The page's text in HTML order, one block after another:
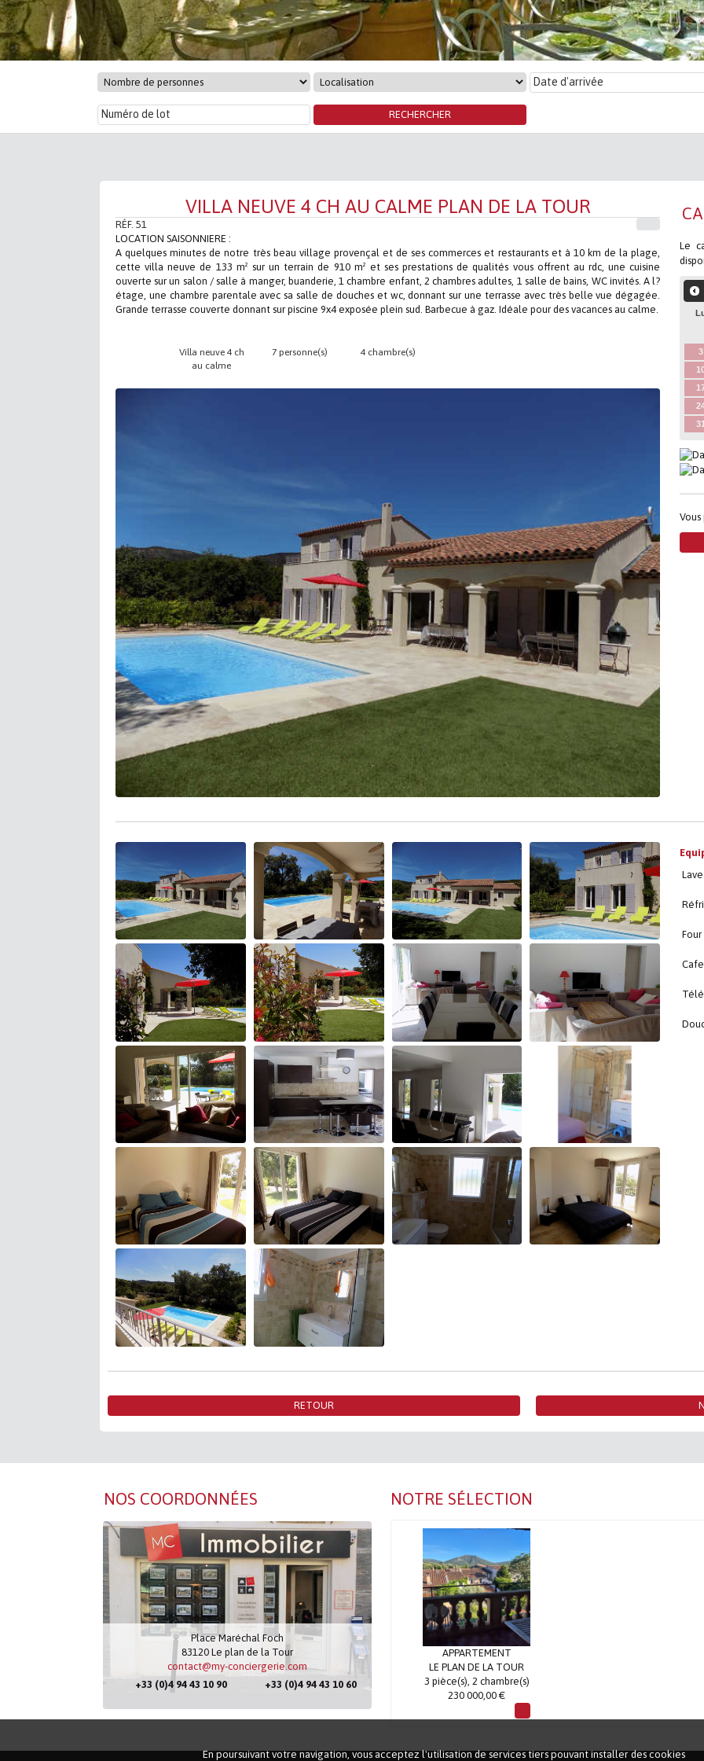
VILLA NEUVE 4 CH AU CALME PLAN DE LA TOUR
RÉF. 51
LOCATION SAISONNIERE :
A quelques minutes de notre très beau village provençal et de ses commerces et restaurants et à 10 km de la plage,
cette villa neuve de 133 m² sur un terrain de 910 m² et ses prestations de qualités vous offrent au rdc, une cuisine
ouverte sur un salon / salle à manger, buanderie, 1 chambre enfant, 2 chambres adultes, 1 salle de bains, WC invités. A l?
étage, une chambre parentale avec sa salle de douches et wc, donnant sur une terrasse avec très belle vue dégagée.
Grande terrasse couverte donnant sur piscine 9x4 exposée plein sud. Barbecue à gaz. Idéale pour des vacances au calme.
Villa neuve 4 ch
au calme
7 personne(s) 4 chambre(s)
Le
3
31
Four
RETOUR
NOS COORDONNÉES
Place Maréchal Foch
83120 Le plan de la Tour
contact@my-conciergerie.com
+33 (0)4 94 43 10 90
+33 (0)4 94 43 10 60
NOTRE SÉLECTION
APPARTEMENT
LE PLAN DE LA TOUR
3 pièce(s), 2 chambre(s)
APPARTEMENT
LE PLAN DE LA TOUR
3 pièce(s), 2 chambre(s)
230 000,00 €
En poursuivant votre navigation, vous acceptez l'utilisation de services tiers pouvant installer des cookies